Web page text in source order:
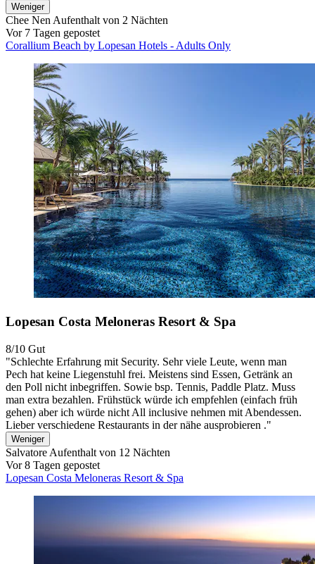
Weniger
Chee Nen Aufenthalt von 2 Nächten
Vor 7 Tagen gepostet
Corallium Beach by Lopesan Hotels - Adults Only
Lopesan Costa Meloneras Resort & Spa
8/10 Gut
"Schlechte Erfahrung mit Security. Sehr viele Leute, wenn man
Pech hat keine Liegenstuhl frei. Meistens sind Essen, Getränk an
den Poll nicht inbegriffen. Sowie bsp. Tennis, Paddle Platz. Muss
man extra bezahlen. Frühstück würde ich empfehlen (einfach früh
gehen) aber ich würde nicht All inclusive nehmen mit Abendessen.
Lieber verschiedene Restaurants in der nähe ausprobieren ."
Weniger
Salvatore Aufenthalt von 12 Nächten
Vor 8 Tagen gepostet
Lopesan Costa Meloneras Resort & Spa